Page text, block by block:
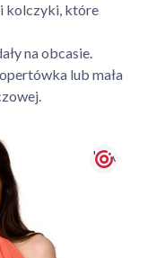
kolczyki, które
na obcasie.
lub mała
' + \